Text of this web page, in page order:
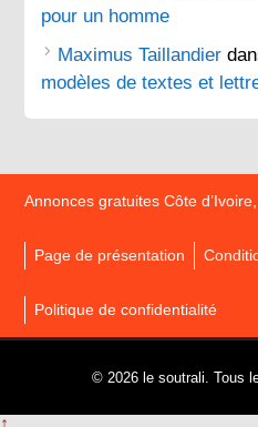
pour un homme
Maximus Taillandier
modèles de textes et
Annonces gratuites Côte
Page de présentation
Politique de confidentialité
© 2026 le soutrali. Tous
↑